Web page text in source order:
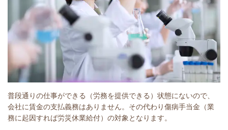
普段通りの仕事ができる（労務を提供できる）状態にないので、
会社に賃金の支払義務はありません。その代わり傷病手当金（業
務に起因すれば労災休業給付）の対象となります。